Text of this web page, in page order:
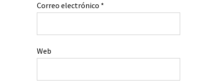
Correo electrónico *
Web